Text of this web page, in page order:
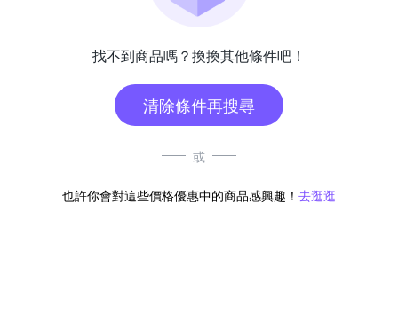
找不到商品嗎？換換其他條件吧！
清除條件再搜尋
或
也許你會對這些價格優惠中的商品感興趣！ 去逛逛